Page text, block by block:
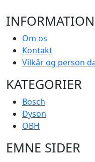
INFORMATION
Om os
Kontakt
Vilkår og person
KATEGORIER
Bosch
Dyson
OBH
EMNE SIDER